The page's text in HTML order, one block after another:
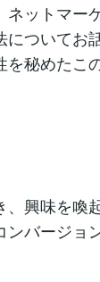
ットマー
ついてお
秘めたこ
興味を喚
バージョ